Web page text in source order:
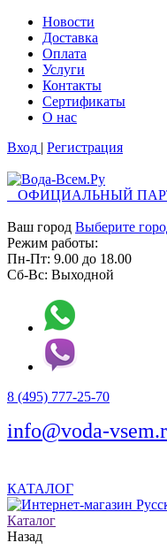
Новости
Доставка
Оплата
Услуги
Контакты
Cертификаты
О нас
Вход | Регистрация
ОФИЦИАЛЬНЫЙ
Ваш город Выберите
Режим работы:
Пн-Пт: 9.00 до 18.00
Сб-Вс: Выходной
8 (495) 777-25-70
info@voda-
КАТАЛОГ
Каталог
Назад